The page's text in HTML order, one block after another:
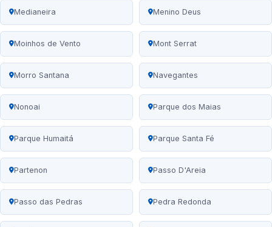
Medianeira Menino Deus
Moinhos de Vento Mont Serrat
Morro Santana Navegantes
Nonoai Parque dos Maias
Parque Humaitá Parque Santa Fé
Partenon Passo D'Areia
Passo das Pedras Pedra Redonda